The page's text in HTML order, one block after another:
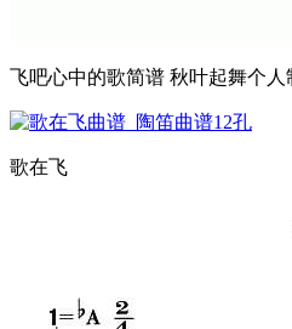
飞吧心中的歌简谱 秋叶起舞个人
歌在飞